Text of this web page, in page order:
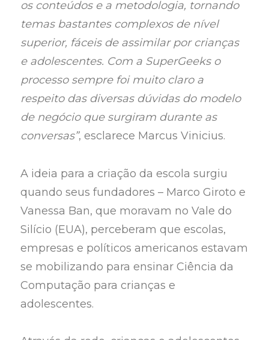
os conteúdos e a metodologia, tornando
temas bastantes complexos de nível
superior, fáceis de assimilar por crianças
e adolescentes. Com a SuperGeeks o
processo sempre foi muito claro a
respeito das diversas dúvidas do modelo
de negócio que surgiram durante as
conversas”, esclarece Marcus Vinicius.
A ideia para a criação da escola surgiu
quando seus fundadores – Marco Giroto e
Vanessa Ban, que moravam no Vale do
Silício (EUA), perceberam que escolas,
empresas e políticos americanos estavam
se mobilizando para ensinar Ciência da
Computação para crianças e
adolescentes.